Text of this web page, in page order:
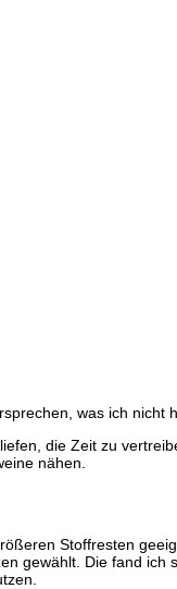
was ich
die Zeit zu
nähen.
Stoffresten
gewählt. Die fand